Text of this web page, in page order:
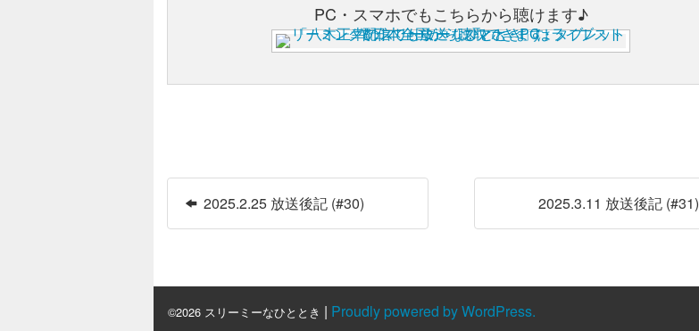
PC・スマホでもこちらから聴けます♪
2025.2.25 放送後記 (#30) 2025.3.11 放送後記 (#31)
©2026 スリーミーなひととき | Proudly powered by WordPress.